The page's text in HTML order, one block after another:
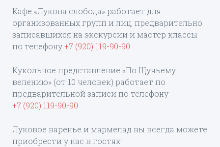
Кафе «Лукова слобода» работает для
организованных групп и лиц, предварительно
записавшихся на экскурсии и мастер классы
по телефону+7 (920) 119-90-90
Кукольное представление «По Щучьему
велению» (от 10 человек) работает по
предварительной записи по телефону
+7 (920) 119-90-90
Луковое варенье и мармелад вы всегда можете
приобрести у нас в гостях!